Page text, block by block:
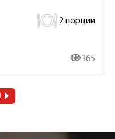
2 порции
13 365